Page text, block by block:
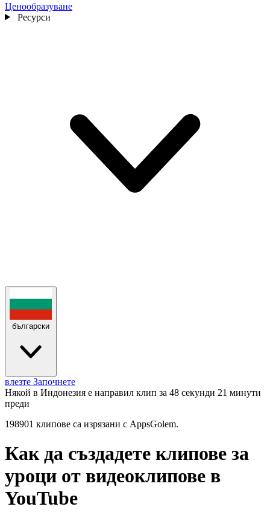
Ценообразуване
Ресурси
български
влезте Започнете
Някой в Индонезия е направил клип за 48 секунди 21 минути
преди
198901 клипове са изрязани с AppsGolem.
Как да създадете клипове за
уроци от видеоклипове в
YouTube